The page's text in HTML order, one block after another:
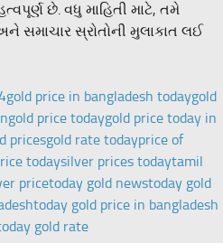
છે. વધુ માહિતી માટે, તમે
સમાચાર સ્રોતોની મુલાકાત લઈ
gold price in bangladesh todaygold
gold price todaygold price today in
pricesgold rate todayprice of
todaysilver prices todaytamil
pricetoday gold newstoday gold
today gold price in bangladesh
gold rate